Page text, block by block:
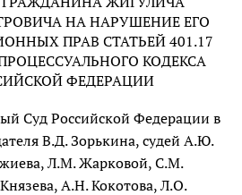
НА НАРУШЕНИЕ ЕГО
ПРАВ СТАТЬЕЙ 401.17
КОДЕКСА
ФЕДЕРАЦИИ
Суд Российской Федерации в
В.Д. Зорькина, судей А.Ю.
Л.М. Жарковой, С.М.
А.Н. Кокотова, Л.О.